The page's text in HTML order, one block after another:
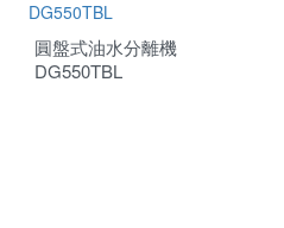
圓盤式油水分離機
DG550TBL